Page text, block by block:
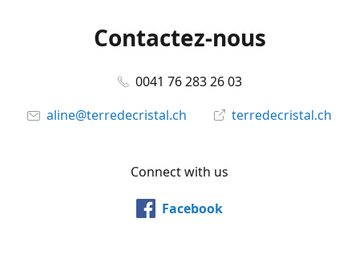
Contactez-nous
0041 76 283 26 03
aline@terredecristal.ch
terredecristal.ch
Connect with us
Facebook